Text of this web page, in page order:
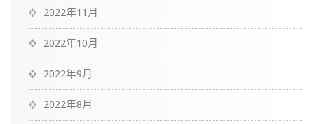
2022年11月
2022年10月
2022年9月
2022年8月